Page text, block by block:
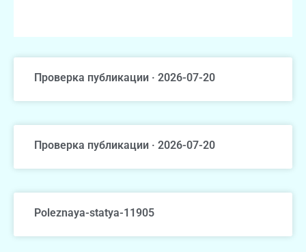
Проверка публикации · 2026-07-20
Проверка публикации · 2026-07-20
Poleznaya-statya-11905